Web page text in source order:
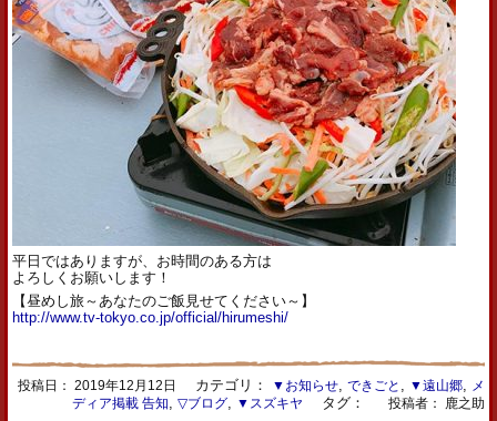
平日ではありますが、お時間のある方は
よろしくお願いします！
【昼めし旅～あなたのご飯見せてください～】
http://www.tv-tokyo.co.jp/official/hirumeshi/
投稿日： 2019年12月12日 カテゴリ： ▼お知らせ, できごと ▼遠山郷,
メ
ディア掲載 告知
▽ブログ, ▼スズキヤ タグ： 投稿者： 鹿之助